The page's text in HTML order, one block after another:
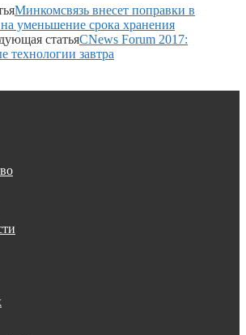
Минкомсвязь внесет поправки в
уменьшение срока хранения
статьяCNews Forum 2017:
завтра